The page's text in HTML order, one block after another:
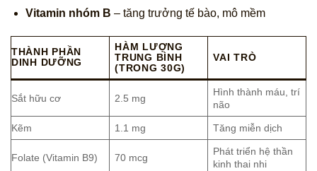
Vitamin nhóm B – tăng trưởng tế bào, mô mềm
THÀNH PHẦN
DINH DƯỠNG
HÀM LƯỢNG
TRUNG BÌNH
(TRONG 30G)
VAI TRÒ
Sắt hữu cơ 2.5 mg
Hình thành máu, trí
não
Kẽm 1.1 mg Tăng miễn dịch
Folate (Vitamin B9) 70 mcg
Phát triển hệ thần
kinh thai nhi